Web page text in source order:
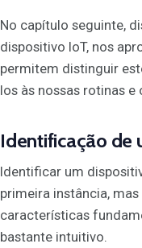
No capítulo seguinte,
dispositivo IoT, nos
permitem distinguir
los às nossas rotinas
Identificação de
Identificar um
primeira instância,
características
bastante intuitivo.